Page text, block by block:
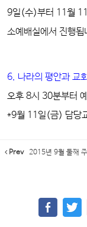
9일(수)부터 11월
소예배실에서 진행됩
6. 나라의 평안과 교
오후 8시 30분부터
*9월 11일(금) 담당
Prev 2015년 9월 둘째